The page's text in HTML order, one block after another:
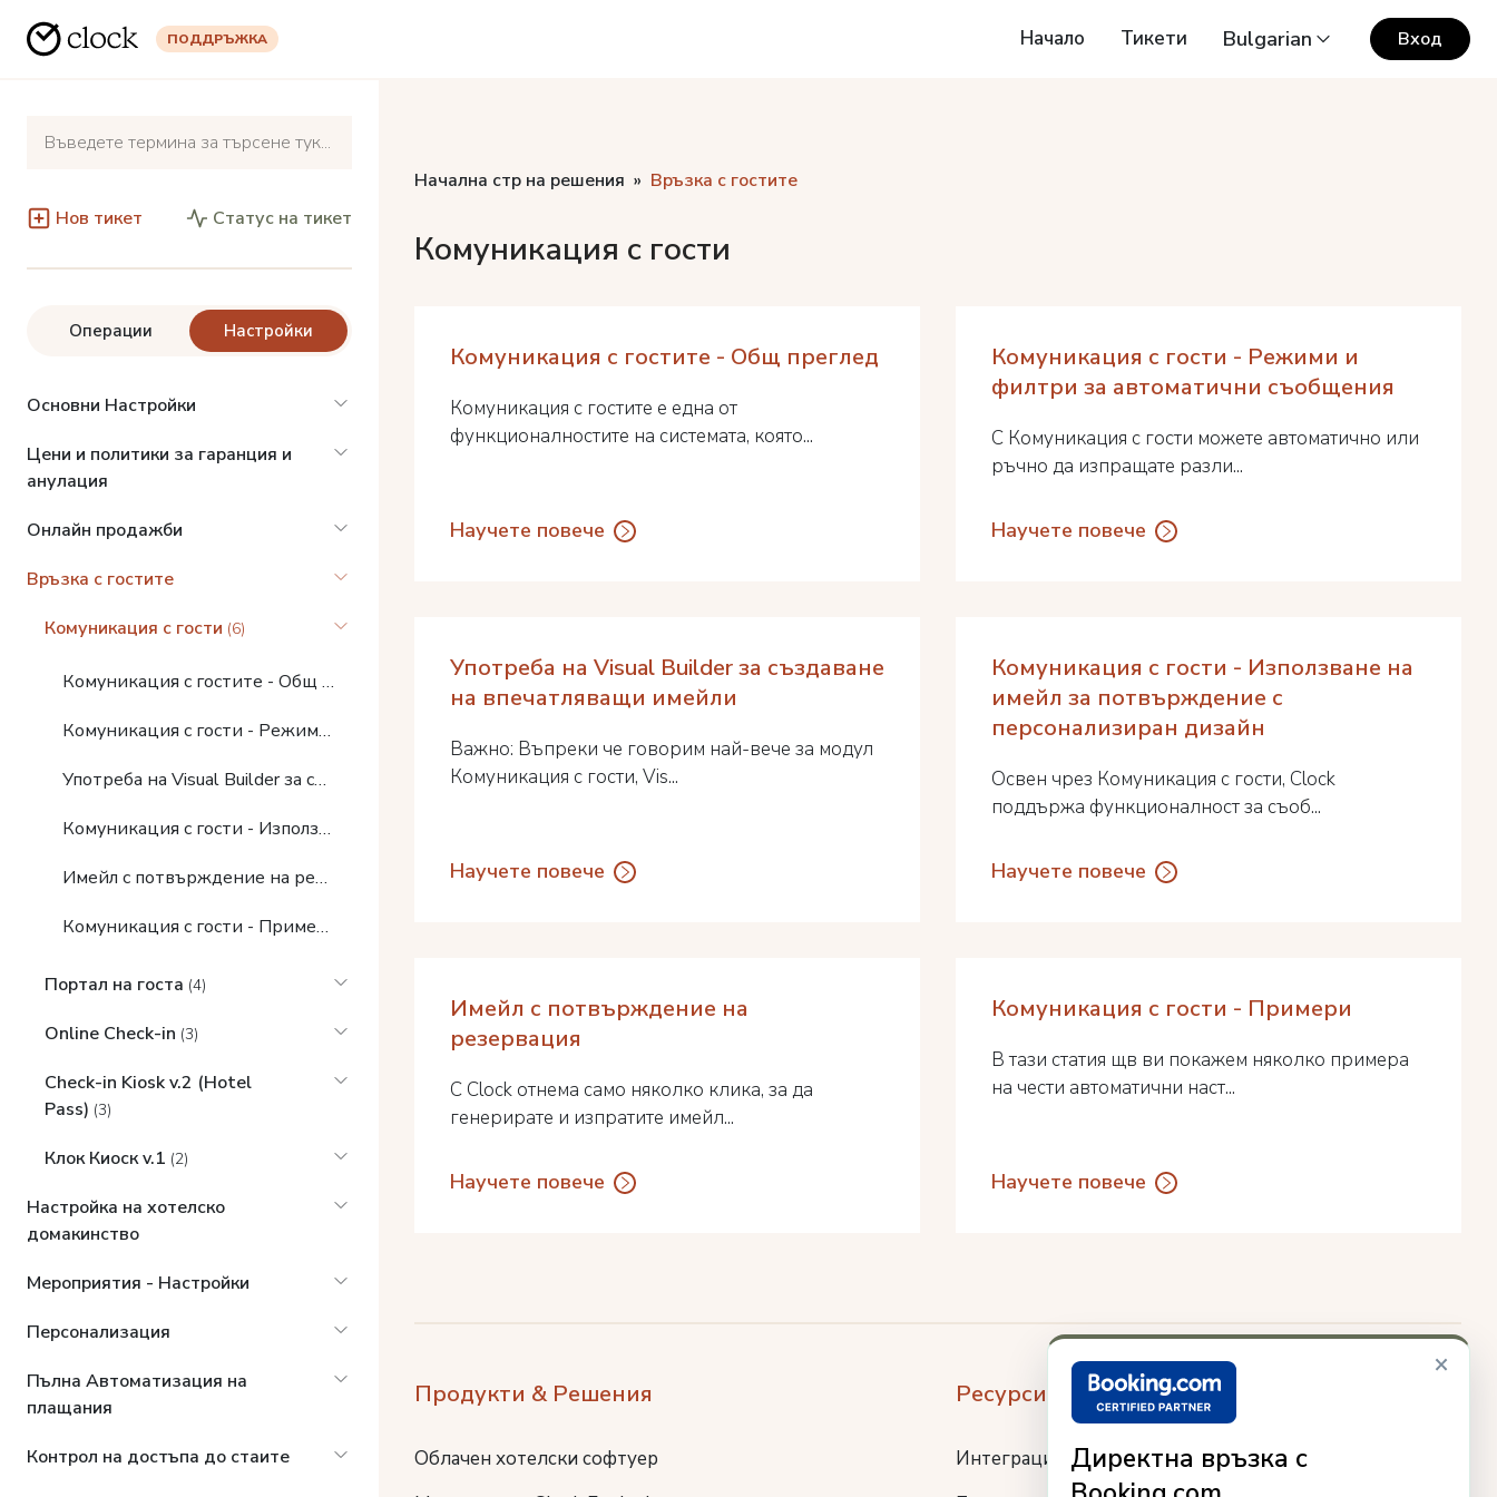
ПОДДРЪЖКА Начало Тикети Bulgarian Вход
×
Директна връзка с
Нов тикет Статус на тикет
Операции Настройки
Основни Настройки
Цени и политики за гаранция и
анулация
Онлайн продажби
Връзка с гостите
Комуникация с гости (6)
Комуникация с гостите - Общ преглед
Комуникация с гости - Режими и филтри за автоматични съобщения
Употреба на Visual Builder за създаване на впечатляващи имейли
Комуникация с гости - Използване на имейл за потвърждение с персонализиран дизайн
Имейл с потвърждение на резервация
Комуникация с гости - Примери
Портал на госта (4)
Online Check-in (3)
Check-in Kiosk v.2 (Hotel
Pass) (3)
Клок Киоск v.1 (2)
Настройка на хотелско
домакинство
Мероприятия - Настройки
Персонализация
Пълна Автоматизация на
плащания
Контрол на достъпа до стаите
Начална стр на решения Връзка с гостите
Комуникация с гости
Комуникация с гостите - Общ преглед
Комуникация с гостите е една от
функционалностите на системата, която...
Научете повече
Комуникация с гости - Режими и
филтри за автоматични съобщения
С Комуникация с гости можете автоматично или
ръчно да изпращате разли...
Научете повече
Употреба на Visual Builder за създаване
на впечатляващи имейли
Важно: Въпреки че говорим най-вече за модул
Комуникация с гости, Vis...
Научете повече
Комуникация с гости - Използване на
имейл за потвърждение с
персонализиран дизайн
Освен чрез Комуникация с гости, Clock
поддържа функционалност за съоб...
Научете повече
Имейл с потвърждение на
резервация
С Clock отнема само няколко клика, за да
генерирате и изпратите имейл...
Научете повече
Комуникация с гости - Примери
В тази статия щв ви покажем няколко примера
на чести автоматични наст...
Научете повече
Продукти & Решения
Облачен хотелски софтуер
Ресурси
Интеграции